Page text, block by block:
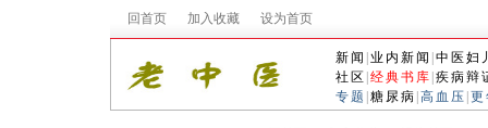
回首页 加入收藏 设为首页
新闻 业内新闻 中医妇
社区 经典书库 疾病辩
专题 糖尿病 高血压